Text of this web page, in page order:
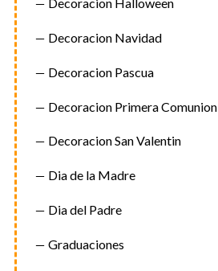
Decoracion Navidad
Decoracion Pascua
Decoracion Primera Comunion
Decoracion San Valentin
Dia de la Madre
Dia del Padre
Graduaciones